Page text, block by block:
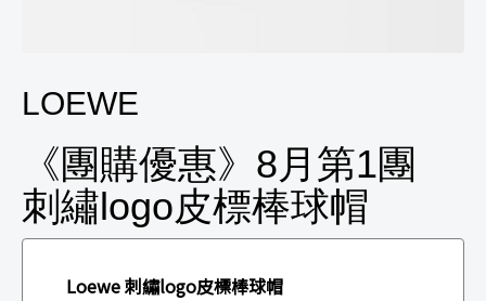
LOEWE
《團購優惠》8月第1團
刺繡logo皮標棒球帽
Loewe 刺繡logo皮標棒球帽